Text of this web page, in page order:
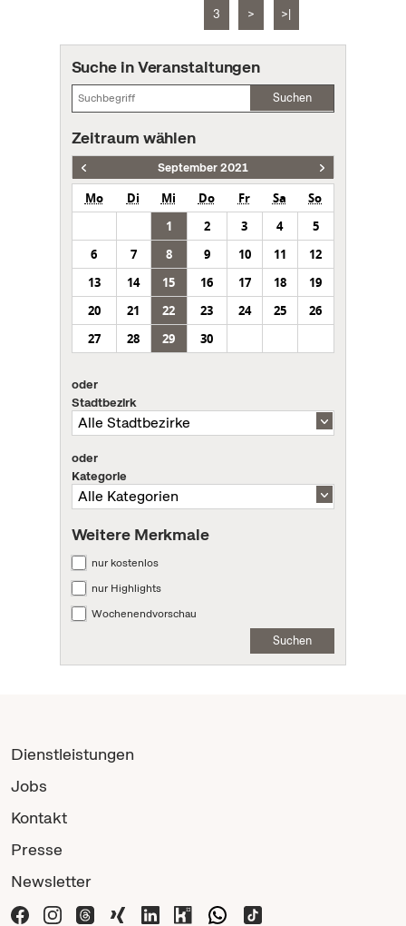
3 > >|
Suche in Veranstaltungen
Suchen
Zeitraum wählen
September 2021
Mo Di Mi Do Fr Sa
So
1
2 3 4
5
6
7 8 9 10 11
12
13
14 15 16 17 18
19
20
21 22 23 24 25
26
27
28 29 30
oder
Stadtbezirk
oder
Kategorie
Weitere Merkmale
nur kostenlos
nur Highlights
Wochenendvorschau
Suchen
Dienstleistungen
Jobs
Kontakt
Presse
Newsletter